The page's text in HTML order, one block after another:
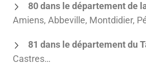
80 dans le département de
Amiens, Abbeville, Montdidier,
81 dans le département du
Castres…